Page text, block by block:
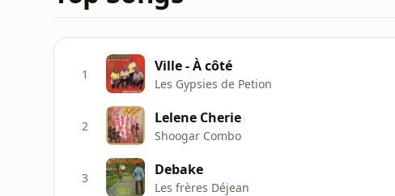
1 Ville - À côté
Les Gypsies de Petion
2 Lelene Cherie
Shoogar Combo
3 Debake
Les frères Déjean